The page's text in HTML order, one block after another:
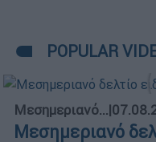
POPULAR
Μεσημεριανό...|
Μεσημεριανό